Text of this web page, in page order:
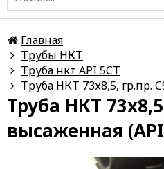
Главная
Трубы НКТ
Труба нкт API 5CT
Труба НКТ 73х8,5, гр.пр.
Труба НКТ
высаженная